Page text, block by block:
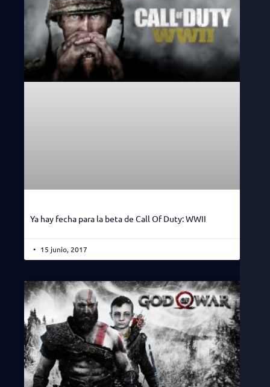
Ya hay fecha para la beta de Call Of Duty: WWII
15 junio, 2017